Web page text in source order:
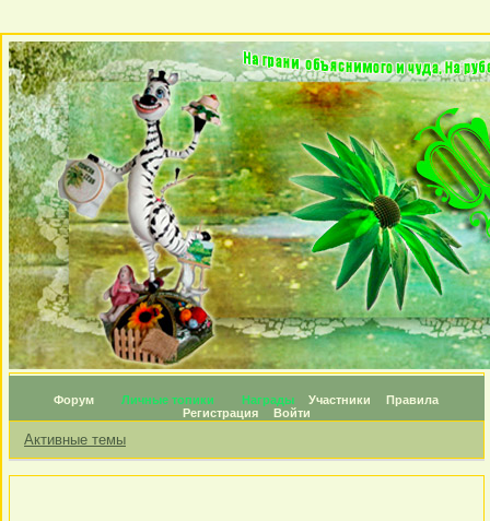
Форум Личные топики Награды Участники
Правила
Регистрация
Войти
Активные темы